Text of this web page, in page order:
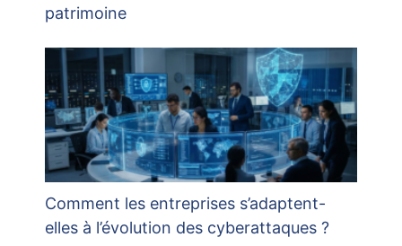
patrimoine
Comment les entreprises s’adaptent-
elles à l’évolution des cyberattaques ?